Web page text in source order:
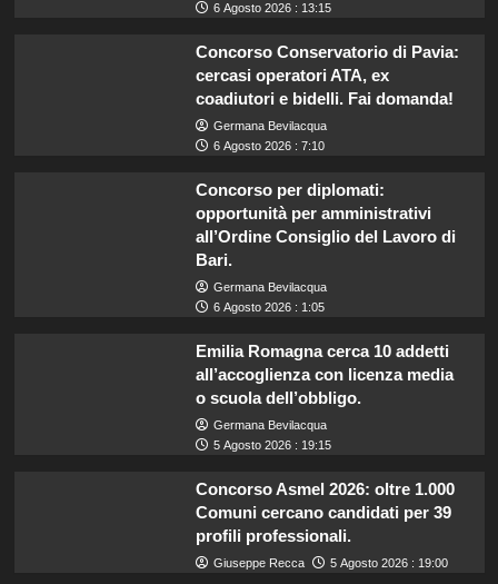
6 Agosto 2026 : 13:15
Concorso Conservatorio di Pavia:
cercasi operatori ATA, ex
coadiutori e bidelli. Fai domanda!
Germana Bevilacqua
6 Agosto 2026 : 7:10
Concorso per diplomati:
opportunità per amministrativi
all’Ordine Consiglio del Lavoro di
Bari.
Germana Bevilacqua
6 Agosto 2026 : 1:05
Emilia Romagna cerca 10 addetti
all’accoglienza con licenza media
o scuola dell’obbligo.
Germana Bevilacqua
5 Agosto 2026 : 19:15
Concorso Asmel 2026: oltre 1.000
Comuni cercano candidati per 39
profili professionali.
Giuseppe Recca 5 Agosto 2026 : 19:00